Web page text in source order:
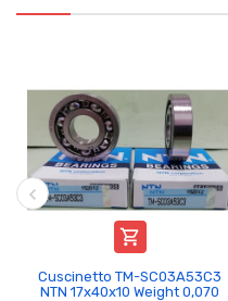

Cuscinetto TM-SC03A53C3
NTN 17x40x10 Weight 0,070